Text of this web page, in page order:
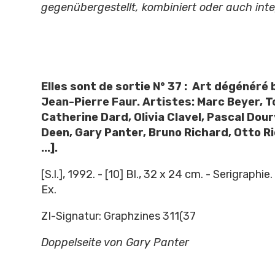
gegenübergestellt, kombiniert oder auch
Elles sont de sortie N° 37 : Art dégénéré
Jean-Pierre Faur. Artistes: Marc Beyer,
Catherine Dard, Olivia Clavel, Pascal
Deen, Gary Panter, Bruno Richard, Otto
...].
[S.l.], 1992. - [10] Bl., 32 x 24 cm. -
Ex.
ZI-Signatur: Graphzines 311(37
Doppelseite von Gary Panter